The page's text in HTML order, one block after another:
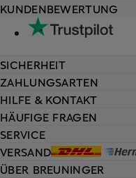
HILFE & KONTAKT
HÄUFIGE FRAGEN
SERVICE
VERSAND
KUNDENBEWERTUNG
SICHERHEIT
ZAHLUNGSARTEN
ÜBER BREUNINGER